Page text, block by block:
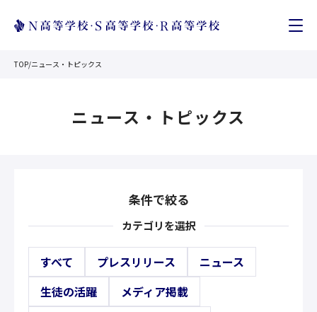
TOP/ニュース・トピックス
ニュース・トピックス
条件で絞る
カテゴリを選択
すべて プレスリリース
ニュース
生徒の活躍
メディア掲載